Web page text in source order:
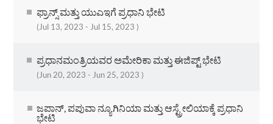
ಫ್ರಾನ್ಸ್ ಮತ್ತು ಯುಎಇಗೆ ಪ್ರಧಾನಿ ಭೇಟಿ
(Jul 13, 2023 - Jul 15, 2023 )
ಪ್ರಧಾನಮಂತ್ರಿಯವರ ಅಮೇರಿಕಾ ಮತ್ತು ಈಜಿಪ್ಟ್ ಭೇಟಿ
(Jun 20, 2023 - Jun 25, 2023 )
ಜಪಾನ್, ಪಪುವಾ ನ್ಯೂಗಿನಿಯಾ ಮತ್ತು ಆಸ್ಟ್ರೇಲಿಯಾಕ್ಕೆ ಪ್ರಧಾನಿ
ಭೇಟಿ